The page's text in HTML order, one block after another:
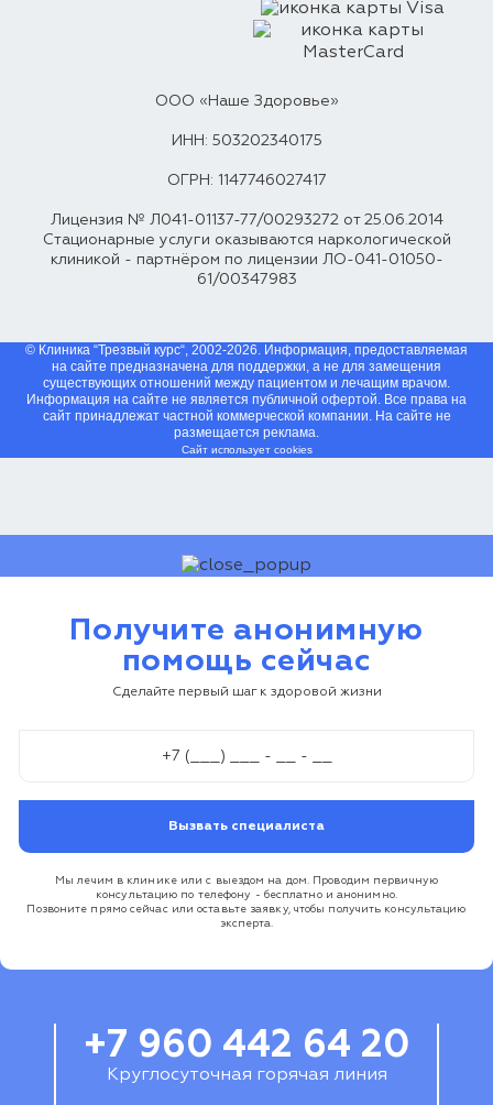
ООО «Наше Здоровье»
ИНН: 503202340175
ОГРН: 1147746027417
Лицензия № Л041-01137-77/00293272 от 25.06.2014
Стационарные услуги оказываются наркологической
клиникой - партнёром по лицензии ЛО-041-01050-
61/00347983
© Клиника “Трезвый курс“, 2002-2026. Информация, предоставляемая
на сайте предназначена для поддержки, а не для замещения
существующих отношений между пациентом и лечащим врачом.
Информация на сайте не является публичной офертой. Все права на
сайт принадлежат частной коммерческой компании. На сайте не
размещается реклама.
Сайт использует cookies
Получите анонимную
помощь сейчас
Сделайте первый шаг к здоровой жизни
Вызвать специалиста
Мы лечим в клинике или с выездом на дом. Проводим первичную
консультацию по телефону - бесплатно и анонимно.
Позвоните прямо сейчас или оставьте заявку, чтобы получить консультацию
эксперта.
+7 960 442 64 20
Круглосуточная горячая линия